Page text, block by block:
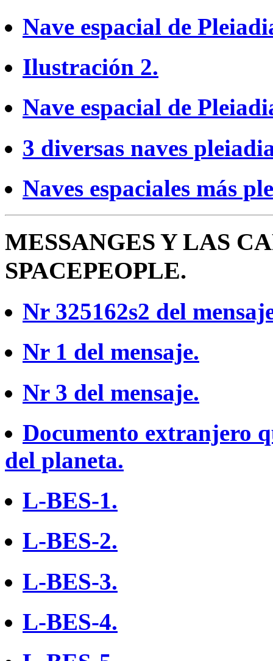
Nave espacial de
Ilustración 2.
Nave espacial de
3 diversas naves
Naves espaciales más
MESSANGES Y LAS
SPACEPEOPLE.
Nr 325162s2 del
Nr 1 del mensaje.
Nr 3 del mensaje.
Documento extranjero
del planeta.
L-BES-1.
L-BES-2.
L-BES-3.
L-BES-4.